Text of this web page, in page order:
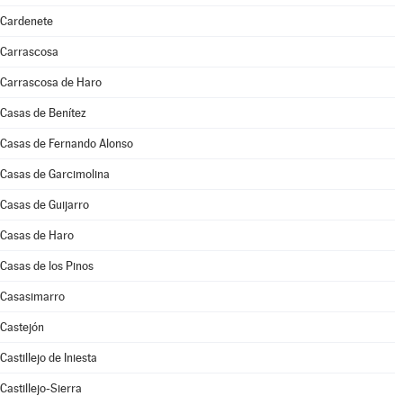
Cardenete
Carrascosa
Carrascosa de Haro
Casas de Benítez
Casas de Fernando Alonso
Casas de Garcimolina
Casas de Guijarro
Casas de Haro
Casas de los Pinos
Casasimarro
Castejón
Castillejo de Iniesta
Castillejo-Sierra